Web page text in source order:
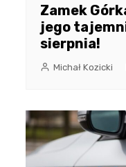
Zamek
jego
sierpnia!
Michał Kozicki